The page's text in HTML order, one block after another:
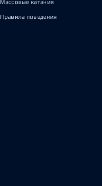
Массовые катания
Правила поведения